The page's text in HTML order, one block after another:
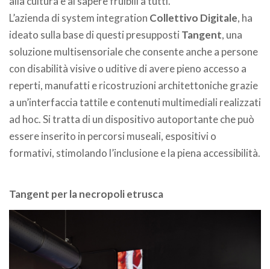
L’azienda di system integration Collettivo Digitale, ha
ideato sulla base di questi presupposti Tangent, una
soluzione multisensoriale che consente anche a persone
con disabilità visive o uditive di avere pieno accesso a
reperti, manufatti e ricostruzioni architettoniche grazie
a un’interfaccia tattile e contenuti multimediali realizzati
ad hoc. Si tratta di un dispositivo autoportante che può
essere inserito in percorsi museali, espositivi o
formativi, stimolando l’inclusione e la piena accessibilità.
Tangent per la necropoli etrusca